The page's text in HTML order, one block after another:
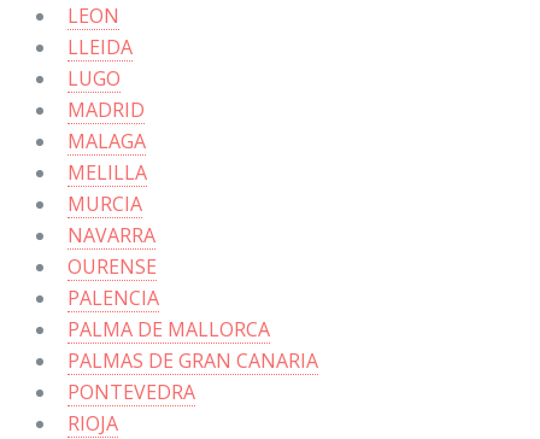
LEON
LLEIDA
LUGO
MADRID
MALAGA
MELILLA
MURCIA
NAVARRA
OURENSE
PALENCIA
PALMA DE MALLORCA
PALMAS DE GRAN CANARIA
PONTEVEDRA
RIOJA